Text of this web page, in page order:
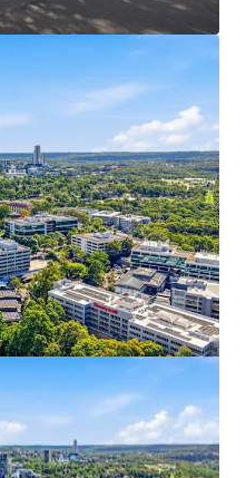
3.5 Star NABERS
being offered for sale via
Thursday 23rd July 2026 at